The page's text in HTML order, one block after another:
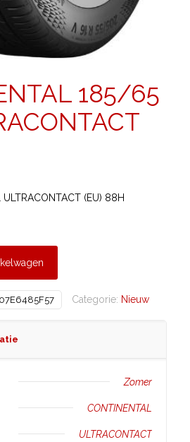
185/65
(EU) 88H
Categorie: Nieuw
Zomer
CONTINENTAL
ULTRACONTACT